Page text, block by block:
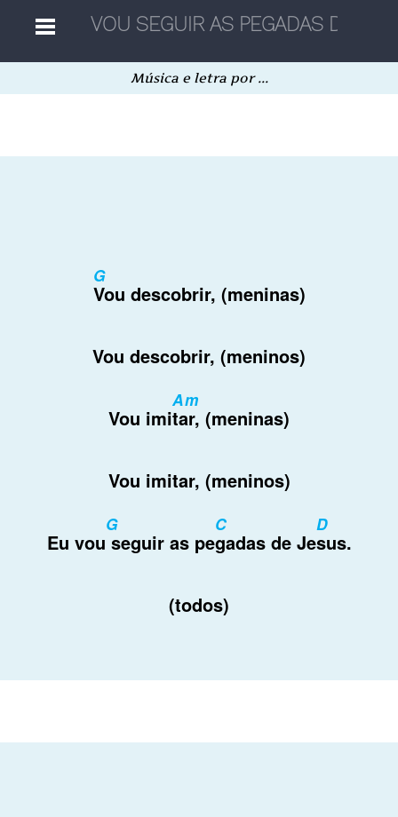
Home
Músicas
Separatas
Aleatória
Contactos
Música e letra por ...
G
Vou descobrir, (meninas)
Vou descobrir, (meninos)
Vou imi
Am
tar, (meninas)
Vou imitar, (meninos)
Eu vou
G
seguir as pe
C
gadas de Je
D
sus.
(todos)